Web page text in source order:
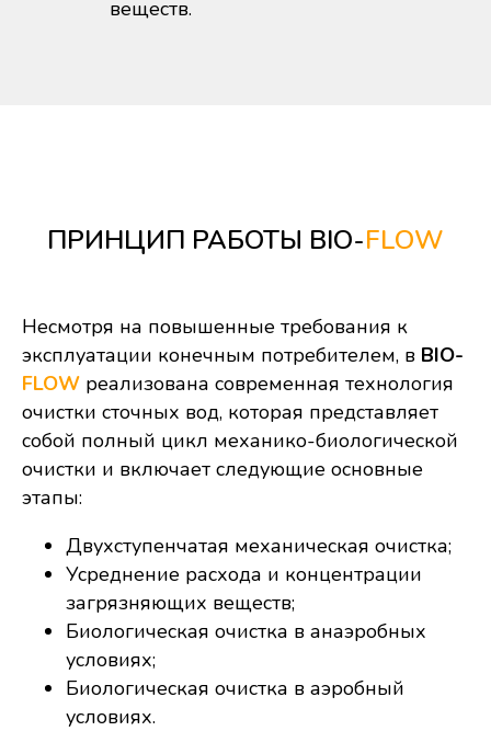
веществ.
ПРИНЦИП РАБОТЫ BIO-FLOW
Несмотря на повышенные требования к
эксплуатации конечным потребителем, в BIO-
FLOW реализована современная технология
очистки сточных вод, которая представляет
собой полный цикл механико-биологической
очистки и включает следующие основные
этапы:
Двухступенчатая механическая очистка;
Усреднение расхода и концентрации
загрязняющих веществ;
Биологическая очистка в анаэробных
условиях;
Биологическая очистка в аэробный
условиях.